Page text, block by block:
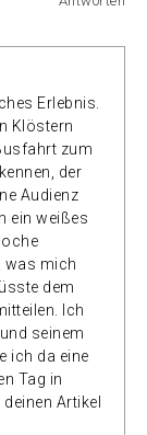
Erlebnis.
Klöstern
zum
der
Audienz
ein weißes
was mich
dem
Ich
seinem
ich da eine
Tag in
Artikel